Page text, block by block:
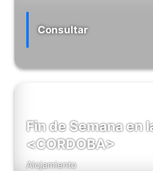
Consultar
Fin de Semana en
<CORDOBA>
Alojamiento